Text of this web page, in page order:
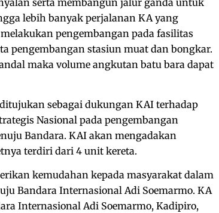
serta membangun jalur ganda untuk
lebih banyak perjalanan KA yang
pengembangan pada fasilitas
pengembangan stasiun muat dan bongkar.
maka volume angkutan batu bara dapat
sebagai dukungan KAI terhadap
Nasional pada pengembangan
Bandara. KAI akan mengadakan
terdiri dari 4 unit kereta.
kemudahan kepada masyarakat dalam
Bandara Internasional Adi Soemarmo. KA
Internasional Adi Soemarmo, Kadipiro,